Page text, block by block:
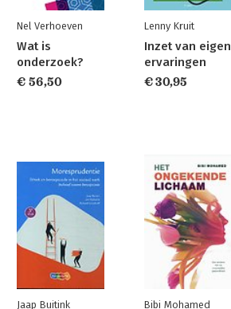
Nel Verhoeven
Wat is
onderzoek?
€ 56,50
Lenny Kruit
Inzet van eigen
ervaringen
€ 30,95
Jaap Buitink Bibi Mohamed